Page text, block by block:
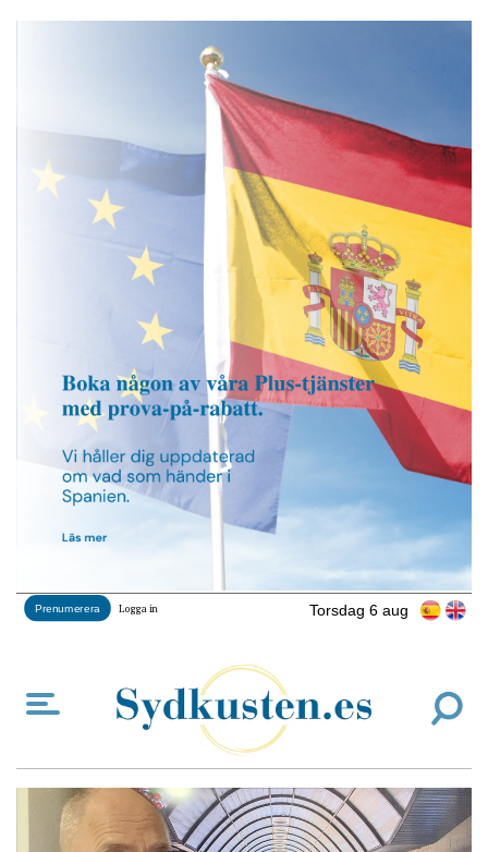
Torsdag 6 aug
Prenumerera Logga in